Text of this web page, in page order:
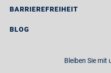
BARRIEREFREIHEIT
BLOG
Bleiben Sie mit